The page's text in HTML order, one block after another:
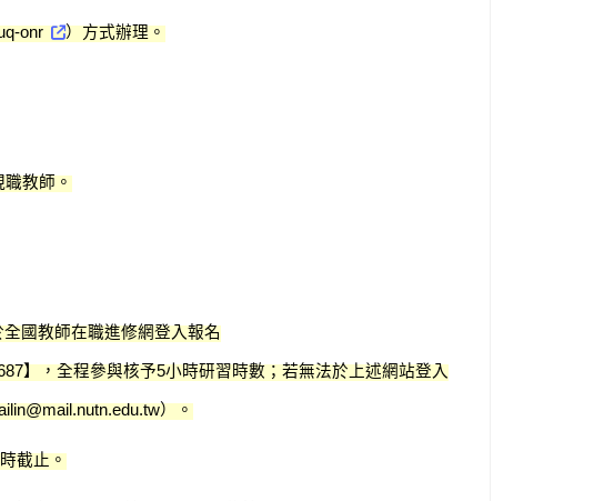
onr ）方式辦理。
職教師。
國教師在職進修網登入報名
】，全程參與核予5小時研習時數；若無法於上述網站登入
）。
時截止。